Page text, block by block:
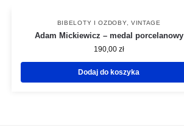
BIBELOTY I OZDOBY, VINTAGE
Adam Mickiewicz – medal porcelanowy
190,00 zł
Dodaj do koszyka